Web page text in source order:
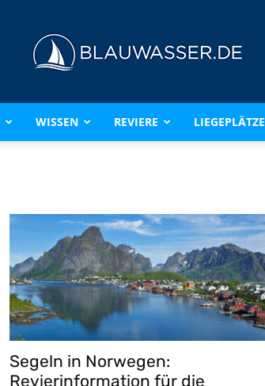
BLAUWASSER.DE
WISSEN REVIERE LIEGEPLÄTZE
Segeln in Norwegen:
Revierinformation für die